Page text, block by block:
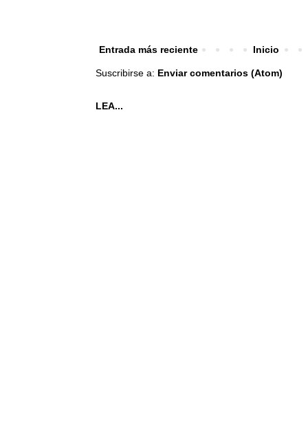
Entrada más reciente Inicio
Suscribirse a: Enviar comentarios (Atom)
LEA...